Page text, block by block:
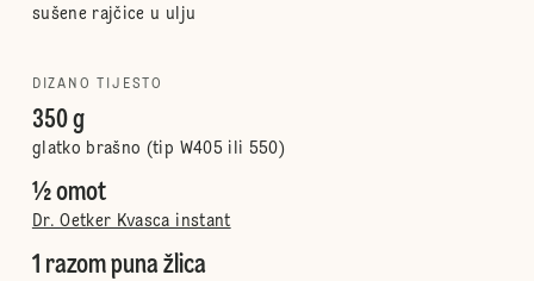
sušene rajčice u ulju
DIZANO TIJESTO
350 g
glatko brašno (tip W405 ili 550)
½ omot
Dr. Oetker Kvasca instant
1 razom puna žlica